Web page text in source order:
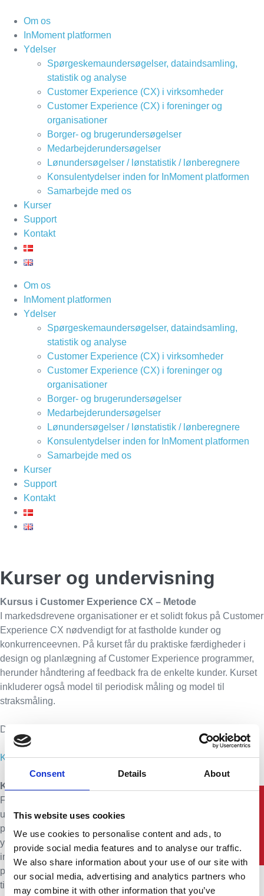
Consent Details About
This website uses cookies
We use cookies to personalise content and ads, to
provide social media features and to analyse our traffic.
We also share information about your use of our site with
our social media, advertising and analytics partners who
may combine it with other information that you’ve
Om os
InMoment platformen
Ydelser
Spørgeskemaundersøgelser, dataindsamling,
statistik og analyse
Customer Experience (CX) i virksomheder
Customer Experience (CX) i foreninger og
organisationer
Borger- og brugerundersøgelser
Medarbejderundersøgelser
Lønundersøgelser / lønstatistik / lønberegnere
Konsulentydelser inden for InMoment platformen
Samarbejde med os
Kurser
Support
Kontakt
Om os
InMoment platformen
Ydelser
Spørgeskemaundersøgelser, dataindsamling,
statistik og analyse
Customer Experience (CX) i virksomheder
Customer Experience (CX) i foreninger og
organisationer
Borger- og brugerundersøgelser
Medarbejderundersøgelser
Lønundersøgelser / lønstatistik / lønberegnere
Konsulentydelser inden for InMoment platformen
Samarbejde med os
Kurser
Support
Kontakt
Kurser og undervisning
Kursus i Customer Experience CX – Metode
I markedsdrevene organisationer er et solidt fokus på Customer
Experience CX nødvendigt for at fastholde kunder og
konkurrenceevnen. På kurset får du praktiske færdigheder i
design og planlægning af Customer Experience programmer,
herunder håndtering af feedback fra de enkelte kunder. Kurset
inkluderer også model til periodisk måling og model til
straksmåling.
Dato: Ring eller skriv for nærmere information.
Klik her for at se den fulde kursusbeskrivelse
Kursus i fokusgruppeinterview – Metode
Fokusgruppeinterviewet er en populær analytisk metode
udviklet til at forstå og ikke mindst opdage tendenser i
præferencerne hos forbrugere af private- såvel som offentlige
ydelser. Kurset henvender sig til dig, som gerne vil lære
indhente ideer til forbedring af organisationens
produkter/services samt få vurderet nuværende ydelsers
tidssvarenhed.